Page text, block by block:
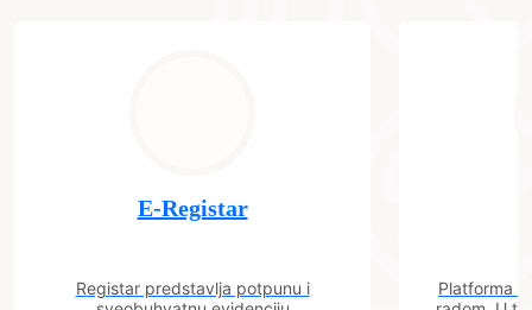
E-Registar
Registar predstavlja potpunu i
Platforma